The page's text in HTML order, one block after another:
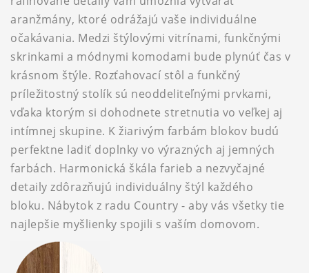
aranžmány, ktoré odrážajú vaše individuálne
očakávania. Medzi štýlovými vitrínami, funkčnými
skrinkami a módnymi komodami bude plynúť čas v
krásnom štýle. Rozťahovací stôl a funkčný
príležitostný stolík sú neoddeliteľnými prvkami,
vďaka ktorým si dohodnete stretnutia vo veľkej aj
intímnej skupine. K žiarivým farbám blokov budú
perfektne ladiť doplnky vo výrazných aj jemných
farbách. Harmonická škála farieb a nezvyčajné
detaily zdôrazňujú individuálny štýl každého
bloku. Nábytok z radu Country - aby vás všetky tie
najlepšie myšlienky spojili s vaším domovom.